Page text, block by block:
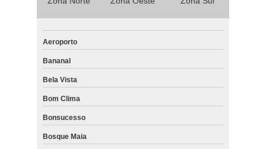
Aeroporto
Bananal
Bela Vista
Bom Clima
Bonsucesso
Bosque Maia